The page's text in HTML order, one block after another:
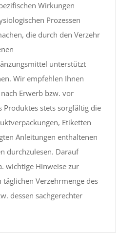
Wirkungen
Prozessen
die durch den Verzehr
unterstützt
Wir empfehlen Ihnen
Erwerb bzw. vor
Produktes stets sorgfältig die
Etiketten
Anleitungen enthaltenen
durchzulesen. Darauf
wichtige Hinweise zur
Verzehrmenge des
dessen sachgerechter